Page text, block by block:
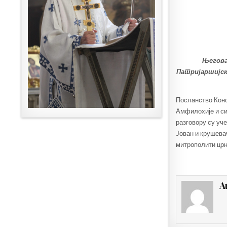
Посланство
Амфилохије и
разговору су
Јован и
митрополити